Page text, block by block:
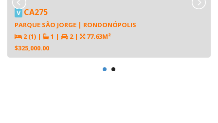
V CA275
PARQUE SÃO JORGE | RONDONÓPOLIS
2 (1) | 1 | 2 |
77.63M²
$325,000.00